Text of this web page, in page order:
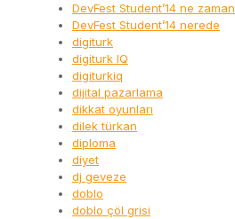
DevFest Student’14 ne zaman
DevFest Student’14 nerede
digiturk
digiturk IQ
digiturkiq
dijital pazarlama
dikkat oyunları
dilek türkan
diploma
diyet
dj geveze
doblo
doblo çöl grisi